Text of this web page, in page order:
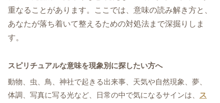
重なることがあります。ここでは、意味の読み解き方と、
あなたが落ち着いて整えるための対処法まで深掘りしま
す。
スピリチュアルな意味を現象別に探したい方へ
動物、虫、鳥、神社で起きる出来事、天気や自然現象、夢、
体調、写真に写る光など、日常の中で気になるサインは、
ス